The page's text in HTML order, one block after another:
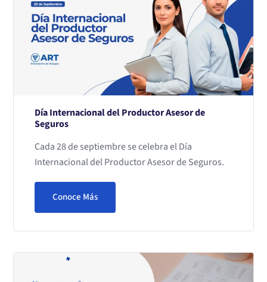
Día Internacional del Productor Asesor de
Seguros
Cada 28 de septiembre se celebra el Día
Internacional del Productor Asesor de Seguros.
Conoce Más